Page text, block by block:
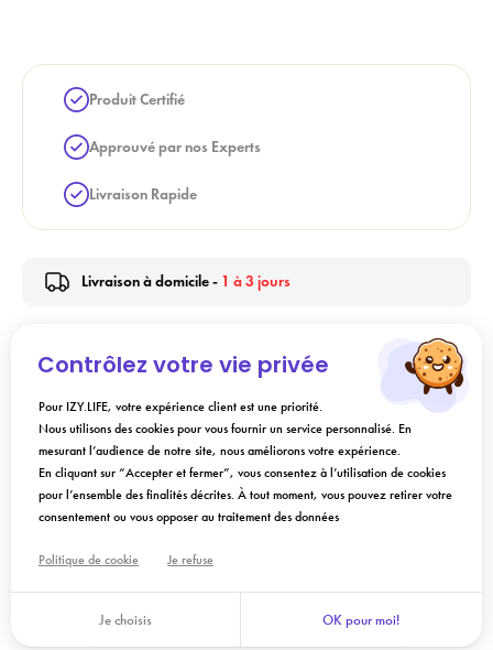
Ajouter au panier
Produit Certifié
Approuvé par nos Experts
Livraison Rapide
Livraison à domicile - 1 à 3 jours
Description
Conseils d'utilisation
Composition
Contrôlez votre vie privée
Pour IZY.LIFE, votre expérience client est une priorité.
Nous utilisons des cookies pour vous fournir un service personnalisé. En
mesurant l’audience de notre site, nous améliorons votre expérience.
En cliquant sur “Accepter et fermer”, vous consentez à l’utilisation de cookies
pour l’ensemble des finalités décrites. À tout moment, vous pouvez retirer votre
consentement ou vous opposer au traitement des données
Politique de cookie Je refuse
Je choisis OK pour moi!